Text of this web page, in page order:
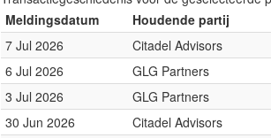
Meldingsdatum
Houdende partij
7 Jul 2026
Citadel Advisors
6 Jul 2026
GLG Partners
3 Jul 2026
GLG Partners
30 Jun 2026
Citadel Advisors